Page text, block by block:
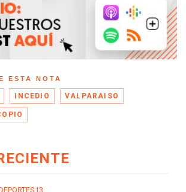
ESTA NOTA
INCEDIO VALPARAISO